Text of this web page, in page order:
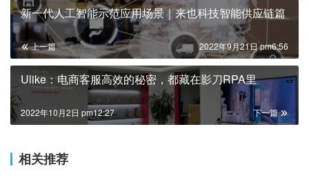
新一代人工智能示范应用场景｜来也科技智能供应链篇
上一篇 2022年9月21日 pm6:56
Ulike：电商客服高效的秘密，都藏在影刀RPA里
下一篇
2022年10月2日 pm12:27
相关推荐